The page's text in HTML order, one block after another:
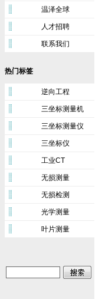
温泽全球
人才招聘
联系我们
热门标签
逆向工程
三坐标测量机
三坐标测量仪
三坐标仪
工业CT
无损测量
无损检测
光学测量
叶片测量